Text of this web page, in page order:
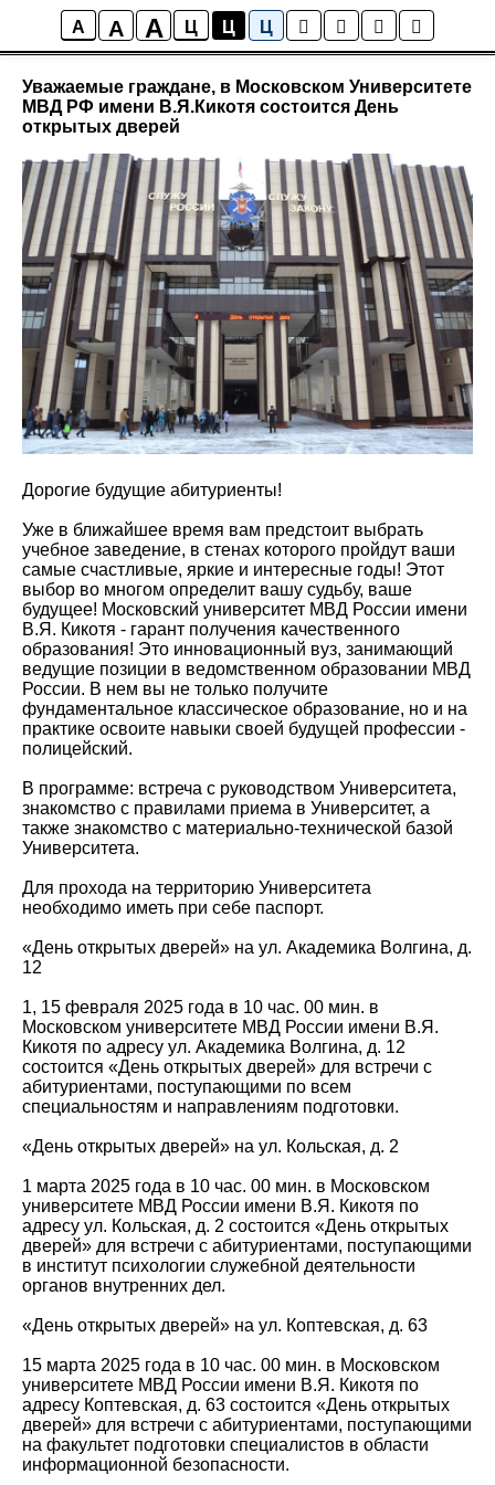
A A A Ц Ц Ц
Новости района Коптево
Уважаемые граждане, в Московском Университете
МВД РФ имени В.Я.Кикотя состоится День
открытых дверей
Дорогие будущие абитуриенты!
Уже в ближайшее время вам предстоит выбрать
учебное заведение, в стенах которого пройдут ваши
самые счастливые, яркие и интересные годы! Этот
выбор во многом определит вашу судьбу, ваше
будущее! Московский университет МВД России имени
В.Я. Кикотя - гарант получения качественного
образования! Это инновационный вуз, занимающий
ведущие позиции в ведомственном образовании МВД
России. В нем вы не только получите
фундаментальное классическое образование, но и на
практике освоите навыки своей будущей профессии -
полицейский.
В программе: встреча с руководством Университета,
знакомство с правилами приема в Университет, а
также знакомство с материально-технической базой
Университета.
Для прохода на территорию Университета
необходимо иметь при себе паспорт.
«День открытых дверей» на ул. Академика Волгина, д.
12
1, 15 февраля 2025 года в 10 час. 00 мин. в
Московском университете МВД России имени В.Я.
Кикотя по адресу ул. Академика Волгина, д. 12
состоится «День открытых дверей» для встречи с
абитуриентами, поступающими по всем
специальностям и направлениям подготовки.
«День открытых дверей» на ул. Кольская, д. 2
1 марта 2025 года в 10 час. 00 мин. в Московском
университете МВД России имени В.Я. Кикотя по
адресу ул. Кольская, д. 2 состоится «День открытых
дверей» для встречи с абитуриентами, поступающими
в институт психологии служебной деятельности
органов внутренних дел.
«День открытых дверей» на ул. Коптевская, д. 63
15 марта 2025 года в 10 час. 00 мин. в Московском
университете МВД России имени В.Я. Кикотя по
адресу Коптевская, д. 63 состоится «День открытых
дверей» для встречи с абитуриентами, поступающими
на факультет подготовки специалистов в области
информационной безопасности.